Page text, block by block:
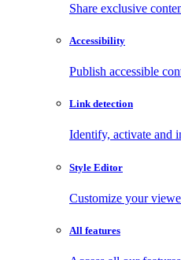
Share exclusive
Accessibility
Publish accessible
Link detection
Identify, activate and
Style Editor
Customize your
All features